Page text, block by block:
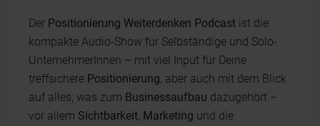
Der Positionierung Weiterdenken Podcast ist die
kompakte Audio-Show für Selbständige und Solo-
UnternehmerInnen – mit viel Input für Deine
treffsichere Positionierung , aber auch mit dem Blick
auf alles, was zum Businessaufbau dazugehört –
vor allem Sichtbarkeit Marketing und die